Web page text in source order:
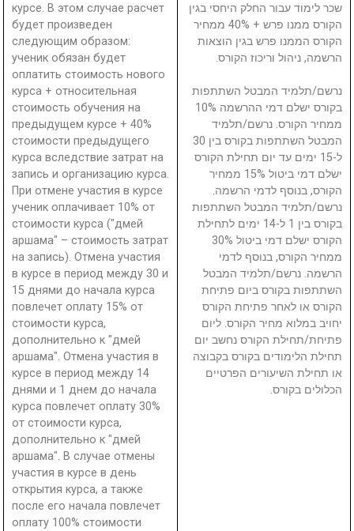
курсе. В этом случае расчет
будет произведен
следующим образом:
ученик обязан будет
оплатить стоимость нового
курса + относительная
стоимость обучения на
предыдущем курсе + 40%
стоимости предыдущего
курса вследствие затрат на
запись и организацию курса.
При отмене участия в курсе
ученик оплачивает 10% от
стоимости курса ("дмей
аршама" – стоимость затрат
на запись). Отмена участия
в курсе в период между 30 и
15 днями до начала курса
повлечет оплату 15% от
стоимости курса,
дополнительно к "дмей
аршама". Отмена участия в
курсе в период между 14
днями и 1 днем до начала
курса повлечет оплату 30%
от стоимости курса,
дополнительно к "дмей
аршама". В случае отмены
участия в курсе в день
открытия курса, а также
после его начала повлечет
оплату 100% стоимости
שכר לימוד עבור החלק היחסי בגין
הקורס ממנו פרש + 40% ממחיר
הקורס הממנו פרש בגין הוצאות
הרשמה, ניהול וריכוז הקורס.
נרשם/תלמיד המבטל השתתפות
בקורס ישלם דמי ההרשמה 10%
ממחיר הקורס. נרשם/תלמיד
המבטל השתתפות בקורס בין 30
ל-15 ימים עד יום תחילת הקורס
ישלם דמי ביטול 15% ממחיר
הקורס, בנוסף לדמי הרשמה.
נרשם/תלמיד המבטל השתתפות
בקורס בין 1 ל-14 ימים לתחילת
הקורס ישלם דמי ביטול 30%
ממחיר הקורס, בנוסף לדמי
הרשמה. נרשם/תלמיד המבטל
השתתפות בקורס ביום פתיחת
הקורס או לאחר פתיחת הקורס
יחויב במלוא מחיר הקורס. ליום
פתיחת/תחילת הקורס נחשב יום
תחילת הלימודים בקורס בקבוצה
או תחילת השיעורים הפרטיים
הכלולים בקורס.